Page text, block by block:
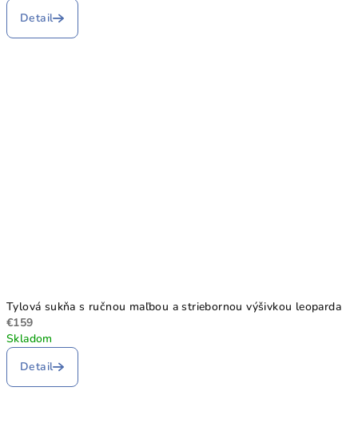
Detail
Tylová sukňa s ručnou maľbou a striebornou výšivkou leoparda
€159
Skladom
Detail